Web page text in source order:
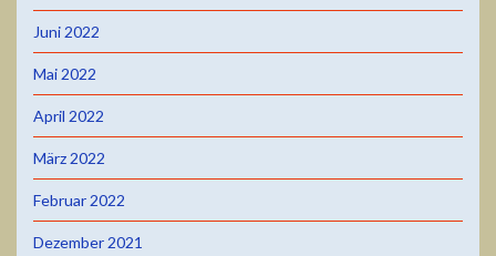
Juni 2022
Mai 2022
April 2022
März 2022
Februar 2022
Dezember 2021